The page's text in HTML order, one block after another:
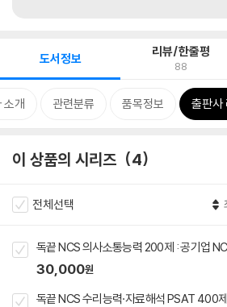
도서정보 리뷰/한줄평
88
소개 관련분류 품목정보 출판사
이 상품의 시리즈 4
전체선택
독끝 NCS 의사소통능력 200제 : 공기업
30,000원
독끝 NCS 수리능력·자료해석 PSAT 400제